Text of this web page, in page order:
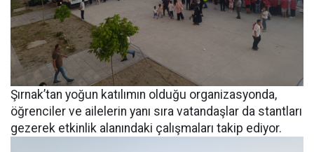
Şırnak’tan yoğun katılımın olduğu organizasyonda,
öğrenciler ve ailelerin yanı sıra vatandaşlar da stantları
gezerek etkinlik alanındaki çalışmaları takip ediyor.